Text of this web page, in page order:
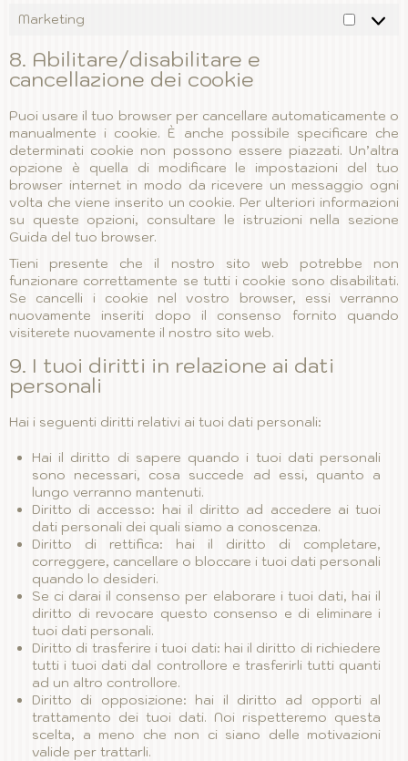
Marketing
8. Abilitare/disabilitare e
cancellazione dei cookie
Puoi usare il tuo browser per cancellare automaticamente o
manualmente i cookie. È anche possibile specificare che
determinati cookie non possono essere piazzati. Un’altra
opzione è quella di modificare le impostazioni del tuo
browser internet in modo da ricevere un messaggio ogni
volta che viene inserito un cookie. Per ulteriori informazioni
su queste opzioni, consultare le istruzioni nella sezione
Guida del tuo browser.
Tieni presente che il nostro sito web potrebbe non
funzionare correttamente se tutti i cookie sono disabilitati.
Se cancelli i cookie nel vostro browser, essi verranno
nuovamente inseriti dopo il consenso fornito quando
visiterete nuovamente il nostro sito web.
9. I tuoi diritti in relazione ai dati
personali
Hai i seguenti diritti relativi ai tuoi dati personali:
Hai il diritto di sapere quando i tuoi dati personali
sono necessari, cosa succede ad essi, quanto a
lungo verranno mantenuti.
Diritto di accesso: hai il diritto ad accedere ai tuoi
dati personali dei quali siamo a conoscenza.
Diritto di rettifica: hai il diritto di completare,
correggere, cancellare o bloccare i tuoi dati personali
quando lo desideri.
Se ci darai il consenso per elaborare i tuoi dati, hai il
diritto di revocare questo consenso e di eliminare i
tuoi dati personali.
Diritto di trasferire i tuoi dati: hai il diritto di richiedere
tutti i tuoi dati dal controllore e trasferirli tutti quanti
ad un altro controllore.
Diritto di opposizione: hai il diritto ad opporti al
trattamento dei tuoi dati. Noi rispetteremo questa
scelta, a meno che non ci siano delle motivazioni
valide per trattarli.